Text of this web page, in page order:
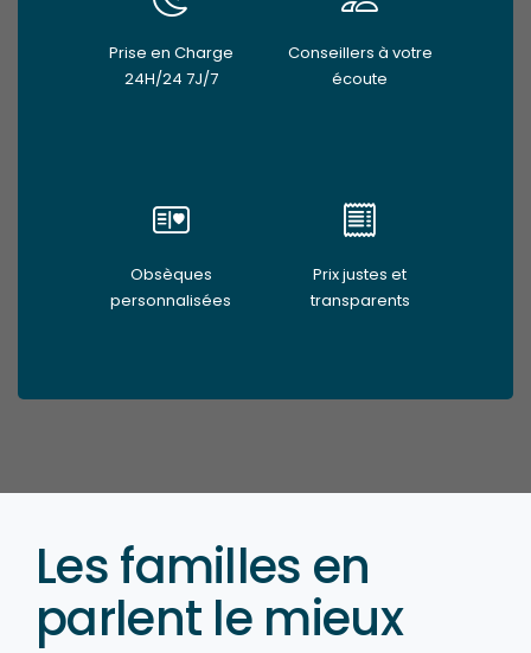
Prise en Charge
24H/24 7J/7
Conseillers à votre
écoute
Obsèques
personnalisées
Prix justes et
transparents
Les familles en
parlent le mieux